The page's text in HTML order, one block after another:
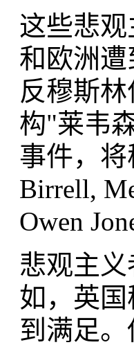
这些悲
和欧洲
反穆斯
构"莱韦
事件，
Birrell,
Owen
悲观主
如，英
到满足